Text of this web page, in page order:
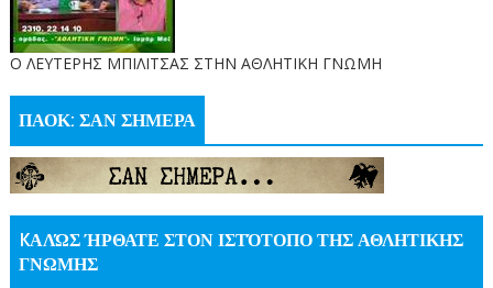
O ΛΕΥΤΕΡΗΣ ΜΠΙΛΙΤΣΑΣ ΣΤΗΝ ΑΘΛΗΤΙΚΗ ΓΝΩΜΗ
ΠΑΟΚ: ΣΑΝ ΣΗΜΕΡΑ
KΑΛΏΣ ΉΡΘΑΤΕ ΣΤΟΝ ΙΣΤΌΤΟΠΟ ΤΗΣ ΑΘΛΗΤΙΚΗΣ
ΓΝΩΜΗΣ